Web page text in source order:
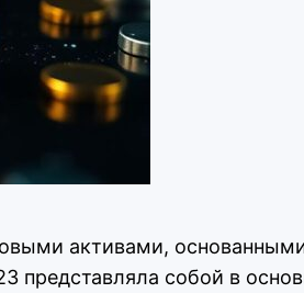
активами,
представляла собой в